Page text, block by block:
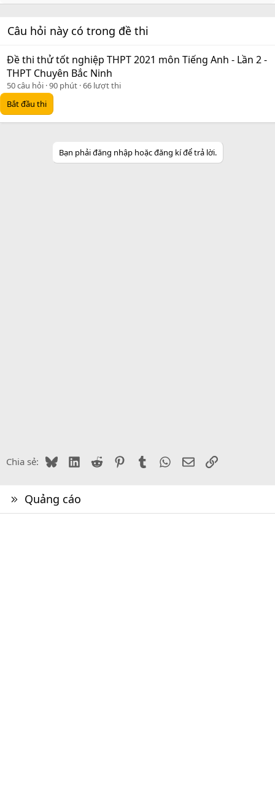
n
y
Câu hỏi này có trong đề thi
Đề thi thử tốt nghiệp THPT 2021 môn Tiếng Anh - Lần 2 -
THPT Chuyên Bắc Ninh
50 câu hỏi 90 phút 66 lượt thi
Bắt đầu thi
Bạn phải đăng nhập hoặc đăng kí để trả lời.
Chia sẻ: BlueskyLinkedIn
Reddit PinterestTumblr WhatsApp
EmailLink
Quảng cáo